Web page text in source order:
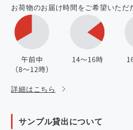
お荷物のお届け時間をご希望いただ
詳細はこちら
サンプル貸出について